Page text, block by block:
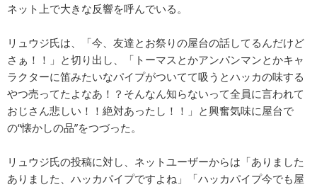
ネット上で大きな反響を呼んでいる。
リュウジ氏は、「今、友達とお祭りの屋台の話してるんだけど
さぁ！！」と切り出し、「トーマスとかアンパンマンとかキャ
ラクターに笛みたいなパイプがついてて吸うとハッカの味する
やつ売ってたよなあ！？そんなん知らないって全員に言われて
おじさん悲しい！！絶対あったし！！」と興奮気味に屋台で
の“懐かしの品”をつづった。
リュウジ氏の投稿に対し、ネットユーザーからは「ありました
ありました、ハッカパイプですよね」「ハッカパイプ今でも屋